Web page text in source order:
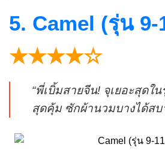
5. Camel (รุ่น 9-
★★★★☆
“พี่เบิ้มสายจีน! จุเยอะสุดใ
สุดคุ้ม ซักผ้านวมบางได้สบ